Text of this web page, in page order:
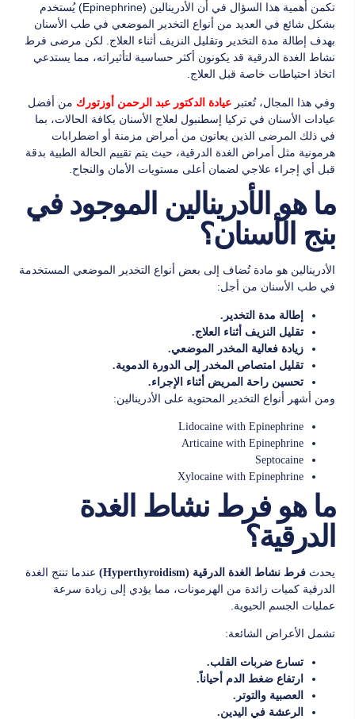
تكمن أهمية هذا السؤال في أن الأدرينالين (Epinephrine) يُستخدم
بشكل شائع في العديد من أنواع التخدير الموضعي في طب الأسنان
بهدف إطالة مدة التخدير وتقليل النزيف أثناء العلاج. لكن مرضى فرط
نشاط الغدة الدرقية قد يكونون أكثر حساسية لتأثيراته، مما يستدعي
اتخاذ احتياطات خاصة قبل العلاج.
وفي هذا المجال، تُعتبر عيادة الدكتور عبد الرحمن أوزتورك من أفضل
عيادات الأسنان في تركيا إسطنبول لعلاج الأسنان بكافة الحالات، بما
في ذلك المرضى الذين يعانون من أمراض مزمنة أو اضطرابات
هرمونية مثل أمراض الغدة الدرقية، حيث يتم تقييم الحالة الطبية بدقة
قبل أي إجراء علاجي لضمان أعلى مستويات الأمان والنجاح.
ما هو الأدرينالين الموجود في
بنج الأسنان؟
الأدرينالين هو مادة تُضاف إلى بعض أنواع التخدير الموضعي المستخدمة
في طب الأسنان من أجل:
إطالة مدة التخدير.
تقليل النزيف أثناء العلاج.
زيادة فعالية المخدر الموضعي.
تقليل امتصاص المخدر إلى الدورة الدموية.
تحسين راحة المريض أثناء الإجراء.
ومن أشهر أنواع التخدير المحتوية على الأدرينالين:
Lidocaine with Epinephrine
Articaine with Epinephrine
Septocaine
Xylocaine with Epinephrine
ما هو فرط نشاط الغدة
الدرقية؟
يحدث فرط نشاط الغدة الدرقية (Hyperthyroidism)
عندما تنتج الغدة
الدرقية كميات زائدة من الهرمونات، مما يؤدي إلى زيادة سرعة
عمليات الجسم الحيوية.
تشمل الأعراض الشائعة:
تسارع ضربات القلب.
ارتفاع ضغط الدم أحياناً.
العصبية والتوتر.
الرعشة في اليدين.